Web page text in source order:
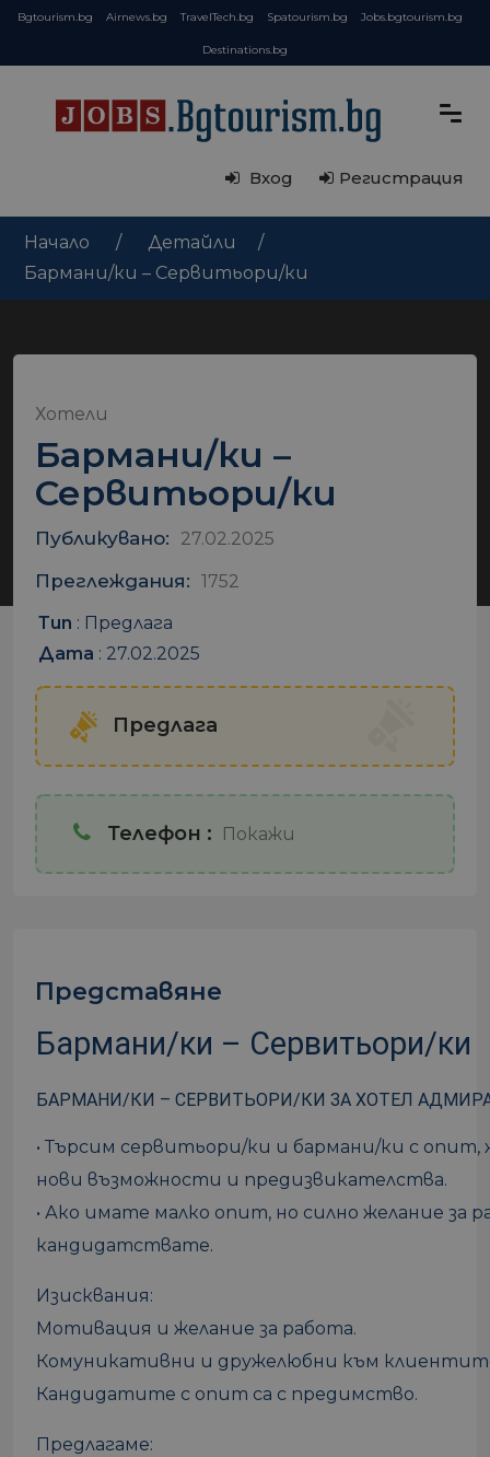
Bgtourism.bg Airnews.bg TravelTech.bg Spatourism.bg Jobs.bgtourism.bg
Destinations.bg
Вход Регистрация
Начало
Детайли
Бармани/ки – Сервитьори/ки
Хотели
Бармани/ки –
Сервитьори/ки
Публикувано: 27.02.2025
Преглеждания: 1752
Тип : Предлага
Дата : 27.02.2025
Предлага
Телефон : Покажи
Представяне
Бармани/ки – Сервитьори/ки
БАРМАНИ/КИ – СЕРВИТЬОРИ/КИ ЗА ХОТЕЛ
• Търсим сервитьори/ки и бармани/ки с
нови възможности и предизвикателства.
• Ако имате малко опит, но силно желание за
кандидатствате.
Изисквания:
Мотивация и желание за работа.
Комуникативни и дружелюбни към
Кандидатите с опит са с предимство.
Предлагаме: